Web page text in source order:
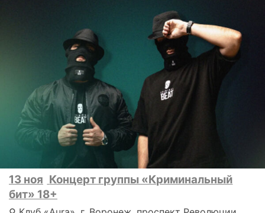
13 ноя Концерт группы «Криминальный
бит» 18+